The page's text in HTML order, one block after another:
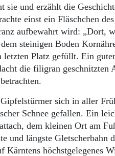
sie und erzählt die
einst ein Fläschchen
aufbewahrt wird: „Dort,
steinigen Boden
letzten Platz gefüllt. Ein
die filigran geschnitzten
sich in aller
Schnee gefallen. Ein
dem kleinen Ort am
und längste Gletscherbahn
Kärntens höchstgelegenes